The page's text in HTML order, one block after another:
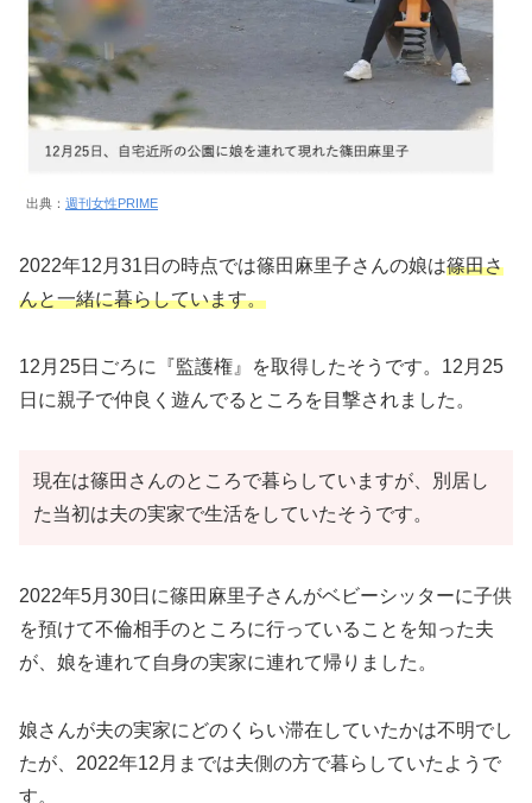
出典： 週刊女性PRIME
2022年12月31日の時点では篠田麻里子さんの娘は篠田さ
んと一緒に暮らしています。
12月25日ごろに『監護権』を取得したそうです。12月25
日に親子で仲良く遊んでるところを目撃されました。
現在は篠田さんのところで暮らしていますが、別居し
た当初は夫の実家で生活をしていたそうです。
2022年5月30日に篠田麻里子さんがベビーシッターに子供
を預けて不倫相手のところに行っていることを知った夫
が、娘を連れて自身の実家に連れて帰りました。
娘さんが夫の実家にどのくらい滞在していたかは不明でし
たが、2022年12月までは夫側の方で暮らしていたようで
す。